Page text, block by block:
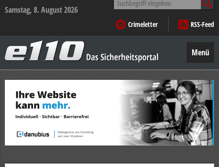
Samstag, 8. August 2026
nach:
Crimeletter
RSS-Feed
–
Das
Sicherheitsportal
Menü
Zum
Inhalt
springen